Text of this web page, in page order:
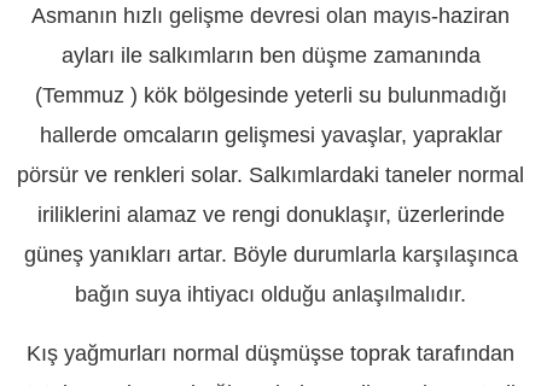
Asmanın hızlı gelişme devresi olan mayıs-haziran
ayları ile salkımların ben düşme zamanında
(Temmuz ) kök bölgesinde yeterli su bulunmadığı
hallerde omcaların gelişmesi yavaşlar, yapraklar
pörsür ve renkleri solar. Salkımlardaki taneler normal
iriliklerini alamaz ve rengi donuklaşır, üzerlerinde
güneş yanıkları artar. Böyle durumlarla karşılaşınca
bağın suya ihtiyacı olduğu anlaşılmalıdır.
Kış yağmurları normal düşmüşse toprak tarafından